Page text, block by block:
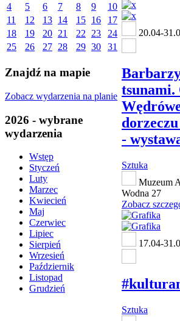
4
5 6 7 8 9
10
11
12 13 14 15 16
17
18
19 20 21 22 23
24
25
26 27 28 29 30 31
Znajdź na mapie
Zobacz wydarzenia na planie
2026 - wybrane
wydarzenia
Wstęp
Styczeń
Luty
Marzec
Kwiecień
Maj
Czerwiec
Lipiec
Sierpień
Wrzesień
Październik
Listopad
Grudzień
20.04-
tsunami.
-
Sztuka
Muzeum
Wodna 27
Zobacz
17.04-
Sztuka